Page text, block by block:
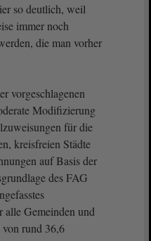
so deutlich, weil
immer noch
die man vorher
vorgeschlagenen
Modifizierung
für die
kreisfreien Städte
auf Basis der
des FAG
alle Gemeinden und
rund 36,6